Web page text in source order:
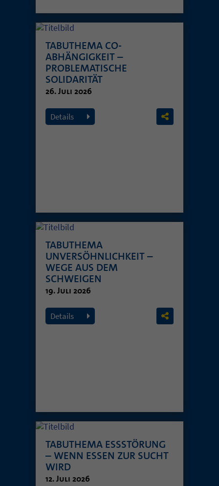
TABUTHEMA CO-
ABHÄNGIGKEIT –
PROBLEMATISCHE
SOLIDARITÄT
26. Juli 2026
Details
TABUTHEMA
UNVERSÖHNLICHKEIT –
WEGE AUS DEM
SCHWEIGEN
19. Juli 2026
Details
TABUTHEMA ESSSTÖRUNG
– WENN ESSEN ZUR SUCHT
WIRD
12. Juli 2026